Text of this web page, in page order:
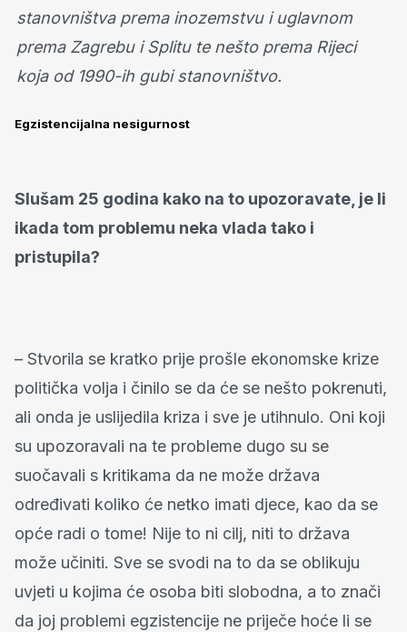
stanovništva prema inozemstvu i uglavnom
prema Zagrebu i Splitu te nešto prema Rijeci
koja od 1990-ih gubi stanovništvo.
Egzistencijalna nesigurnost
Slušam 25 godina kako na to upozoravate, je li
ikada tom problemu neka vlada tako i
pristupila?
– Stvorila se kratko prije prošle ekonomske krize
politička volja i činilo se da će se nešto pokrenuti,
ali onda je uslijedila kriza i sve je utihnulo. Oni koji
su upozoravali na te probleme dugo su se
suočavali s kritikama da ne može država
određivati koliko će netko imati djece, kao da se
opće radi o tome! Nije to ni cilj, niti to država
može učiniti. Sve se svodi na to da se oblikuju
uvjeti u kojima će osoba biti slobodna, a to znači
da joj problemi egzistencije ne priječe hoće li se